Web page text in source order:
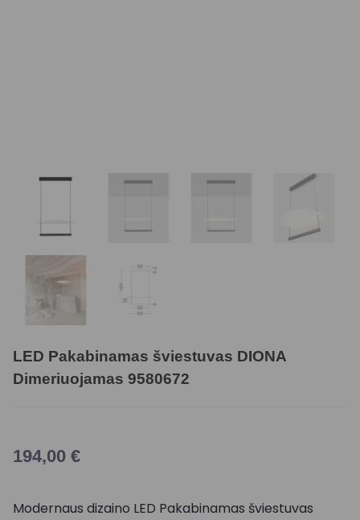
LED Pakabinamas šviestuvas DIONA
Dimeriuojamas 9580672
194,00 €
Modernaus dizaino LED Pakabinamas šviestuvas